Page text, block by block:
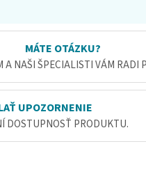
MÁTE OTÁZKU?
A NAŠI ŠPECIALISTI VÁM RADI
UPOZORNENIE
DOSTUPNOSŤ PRODUKTU.